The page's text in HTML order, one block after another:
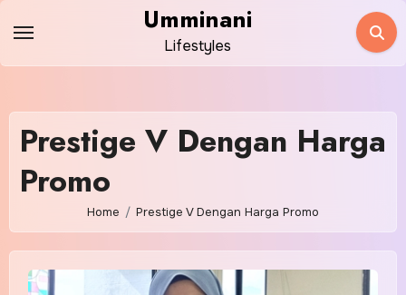
content
Umminani
Lifestyles
Prestige V Dengan Harga
Promo
Home Prestige V Dengan Harga Promo